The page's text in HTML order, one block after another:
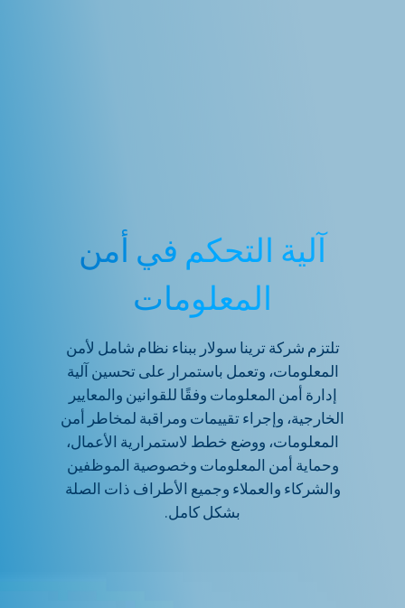
آلية التحكم في أمن
المعلومات
تلتزم شركة ترينا سولار ببناء نظام شامل لأمن
المعلومات، وتعمل باستمرار على تحسين آلية
إدارة أمن المعلومات وفقًا للقوانين والمعايير
الخارجية، وإجراء تقييمات ومراقبة لمخاطر أمن
المعلومات، ووضع خطط لاستمرارية الأعمال،
وحماية أمن المعلومات وخصوصية الموظفين
والشركاء والعملاء وجميع الأطراف ذات الصلة
بشكل كامل.